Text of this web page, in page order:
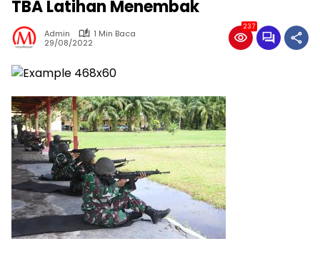
TBA Latihan Menembak
Admin
1 Min Baca
29/08/2022
237